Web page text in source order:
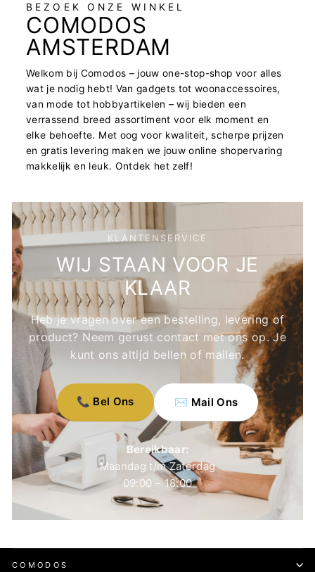
BEZOEK ONZE WINKEL
COMODOS
AMSTERDAM
Welkom bij Comodos – jouw one-stop-shop voor alles
wat je nodig hebt! Van gadgets tot woonaccessoires,
van mode tot hobbyartikelen – wij bieden een
verrassend breed assortiment voor elk moment en
elke behoefte. Met oog voor kwaliteit, scherpe prijzen
en gratis levering maken we jouw online shopervaring
makkelijk en leuk. Ontdek het zelf!
KLANTENSERVICE
WIJ STAAN VOOR JE
KLAAR
Heb je vragen over een bestelling, levering of
product? Neem gerust contact met ons op. Je
kunt ons altijd bellen of mailen.
📞 Bel Ons ✉️ Mail Ons
Bereikbaar:
Maandag t/m Zaterdag
09:00 – 18:00
COMODOS